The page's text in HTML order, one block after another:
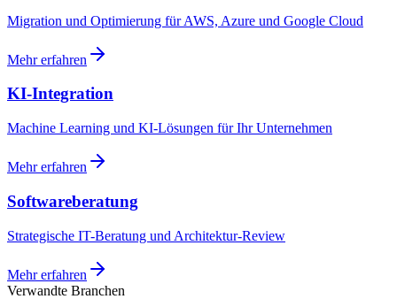
Migration und Optimierung für AWS, Azure und Google Cloud
Mehr erfahren
KI-Integration
Machine Learning und KI-Lösungen für Ihr Unternehmen
Mehr erfahren
Softwareberatung
Strategische IT-Beratung und Architektur-Review
Mehr erfahren
Verwandte Branchen